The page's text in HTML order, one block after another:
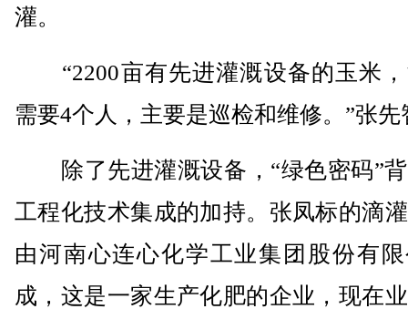
灌。
“2200亩有先进灌溉设备的玉米，
需要4个人，主要是巡检和维修。”张先
除了先进灌溉设备，“绿色密码”
工程化技术集成的加持。张凤标的滴
由河南心连心化学工业集团股份有
成，这是一家生产化肥的企业，现在